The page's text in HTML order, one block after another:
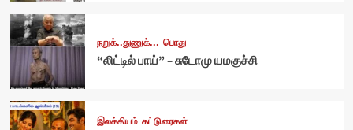
நறுக்..துணுக்... பொது
“லிட்டில் பாய்” – சுடோமு யமகுச்சி
இலக்கியம் கட்டுரைகள்